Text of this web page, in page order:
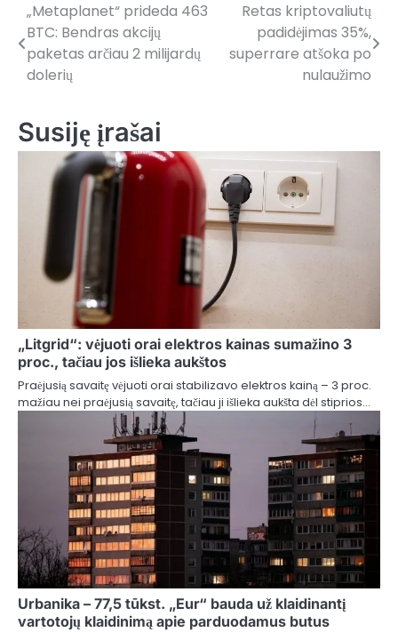
Navigacija
tarp
įrašų
„Metaplanet“ prideda 463
BTC: Bendras akcijų
paketas arčiau 2 milijardų
dolerių
Retas kriptovaliutų
padidėjimas 35%,
superrare atšoka po
nulaužimo
Susiję įrašai
„Litgrid“: vėjuoti orai elektros kainas sumažino 3
proc., tačiau jos išlieka aukštos
Praėjusią savaitę vėjuoti orai stabilizavo elektros kainą – 3 proc.
mažiau nei praėjusią savaitę, tačiau ji išlieka aukšta dėl stiprios…
Urbanika – 77,5 tūkst. „Eur“ bauda už klaidinantį
vartotojų klaidinimą apie parduodamus butus